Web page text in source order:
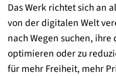
Das Werk richtet sich an
von der digitalen Welt
nach Wegen suchen, ihre
optimieren oder zu
für mehr Freiheit, mehr